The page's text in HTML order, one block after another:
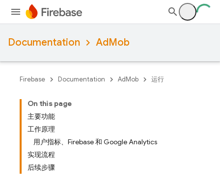
Documentation AdMob
Firebase Documentation AdMob 运行
On this page
主要功能
工作原理
用户指标、Firebase 和 Google Analytics
实现流程
后续步骤